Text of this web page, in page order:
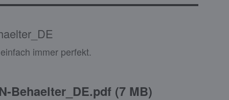
immer perfekt.
Behaelter_DE.pdf(7 MB)